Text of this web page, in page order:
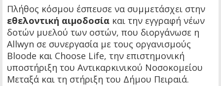
Πλήθος κόσμου έσπευσε να συμμετάσχει στην
εθελοντική αιμοδοσία και την εγγραφή νέων
δοτών μυελού των οστών, που διοργάνωσε η
Allwyn σε συνεργασία με τους οργανισμούς
Bloode και Choose Life, την επιστημονική
υποστήριξη του Αντικαρκινικού Νοσοκομείου
Μεταξά και τη στήριξη του Δήμου Πειραιά.